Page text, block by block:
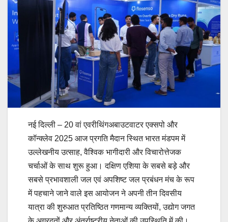
नई दिल्ली – 20 वां एवरीथिंगअबाउटवाटर एक्सपो और
कॉन्क्लेव 2025 आज प्रगति मैदान स्थित भारत मंडपम में
उल्लेखनीय उत्साह, वैश्विक भागीदारी और विचारोत्तेजक
चर्चाओं के साथ शुरू हुआ। दक्षिण एशिया के सबसे बड़े और
सबसे प्रभावशाली जल एवं अपशिष्ट जल प्रबंधन मंच के रूप
में पहचाने जाने वाले इस आयोजन ने अपनी तीन दिवसीय
यात्रा की शुरुआत प्रतिष्ठित गणमान्य व्यक्तियों, उद्योग जगत